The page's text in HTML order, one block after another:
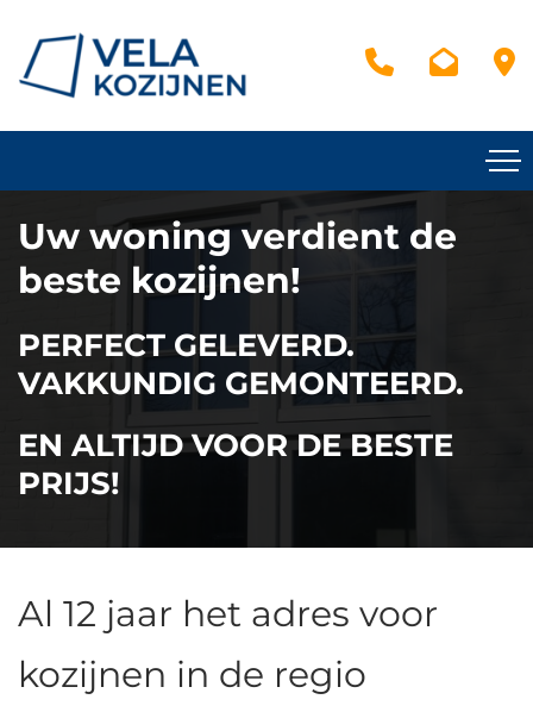
Uw woning verdient de
beste kozijnen!
PERFECT GELEVERD.
VAKKUNDIG GEMONTEERD.
EN ALTIJD VOOR DE BESTE
PRIJS!
Al 12 jaar het adres voor
kozijnen in de regio